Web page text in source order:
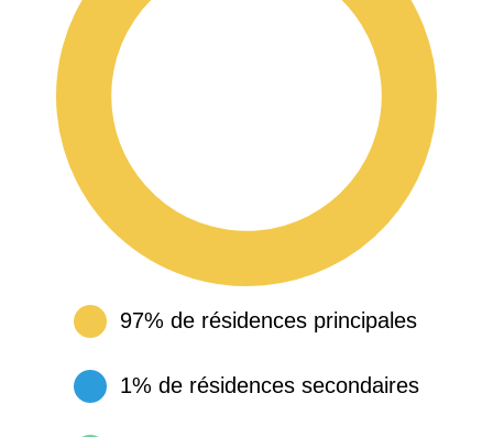
97% de résidences principales
1% de résidences secondaires